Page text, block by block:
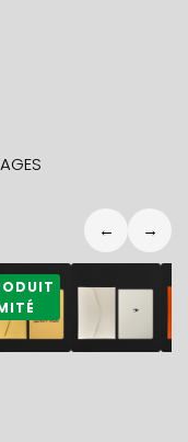
€ 5,90€
← →